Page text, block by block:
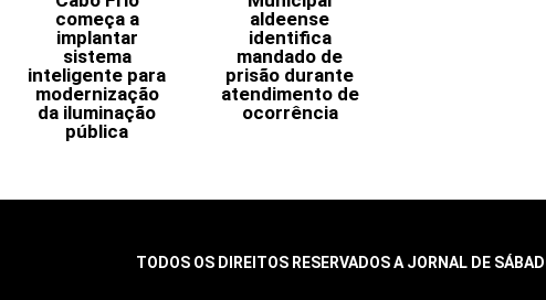
começa a
implantar
sistema
inteligente para
modernização
da iluminação
pública
aldeense
identifica
mandado de
prisão durante
atendimento de
ocorrência
TODOS OS DIREITOS RESERVADOS A JORNAL DE